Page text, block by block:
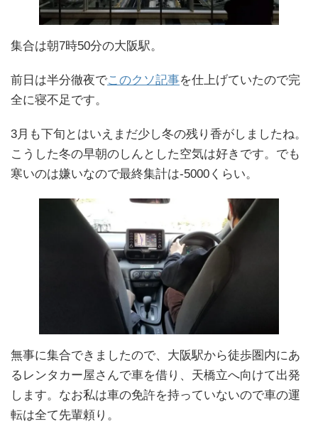
集合は朝7時50分の大阪駅。
前日は半分徹夜でこのクソ記事を仕上げていたので完
全に寝不足です。
3月も下旬とはいえまだ少し冬の残り香がしましたね。
こうした冬の早朝のしんとした空気は好きです。でも
寒いのは嫌いなので最終集計は-5000くらい。
無事に集合できましたので、大阪駅から徒歩圏内にあ
るレンタカー屋さんで車を借り、天橋立へ向けて出発
します。なお私は車の免許を持っていないので車の運
転は全て先輩頼り。